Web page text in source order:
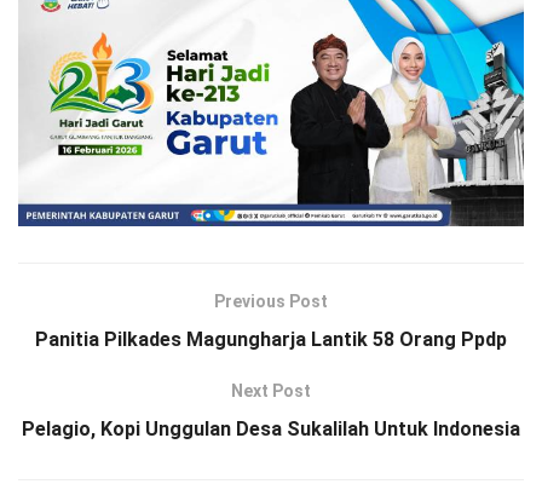
Previous Post
Panitia Pilkades Magungharja Lantik 58 Orang Ppdp
Next Post
Pelagio, Kopi Unggulan Desa Sukalilah Untuk Indonesia